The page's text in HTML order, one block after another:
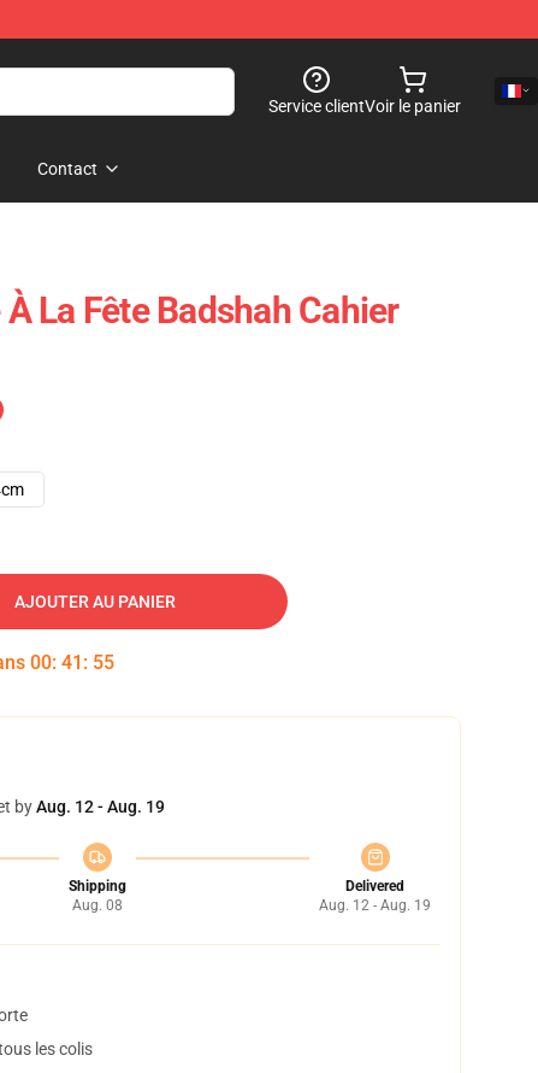
Service clientVoir le panier
Contact
La Fête Badshah Cahier
AJOUTER AU PANIER
00: 41 : 54
byAug. 12 - Aug. 19
Shipping
Aug. 08
Delivered
Aug. 12 - Aug. 19
les colis